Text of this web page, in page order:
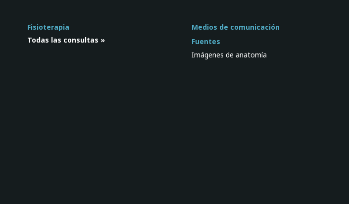
Fisioterapia
Todas las consultas »
Medios de comunicación
Fuentes
Imágenes de anatomía